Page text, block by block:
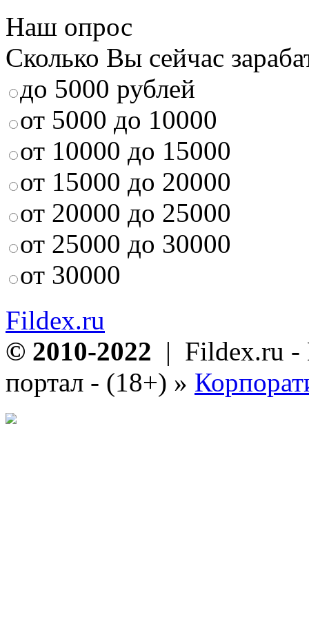
Наш опрос
Сколько Вы сейчас
до 5000 рублей
от 5000 до 10000
от 10000 до 15000
от 15000 до 20000
от 20000 до 25000
от 25000 до 30000
от 30000
Fildex.ru
© 2010-2022 | Fildex.ru -
портал - (18+) »